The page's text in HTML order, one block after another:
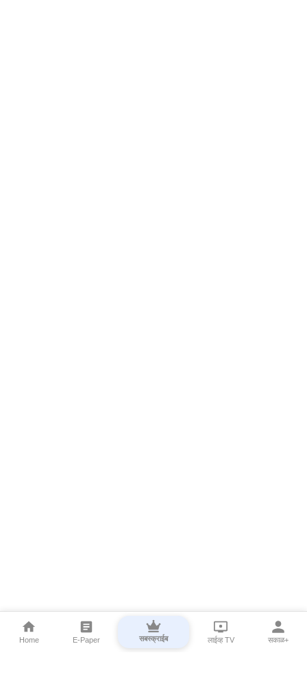
Home E-Paper सबस्क्राईब लाईव्ह TV सकाळ+